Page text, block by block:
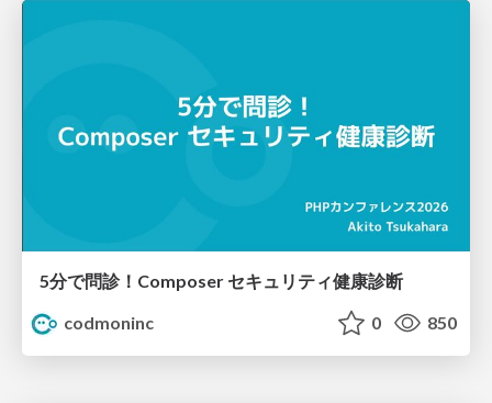
5分で問診！Composer セキュリティ健康診断
codmoninc
0 850